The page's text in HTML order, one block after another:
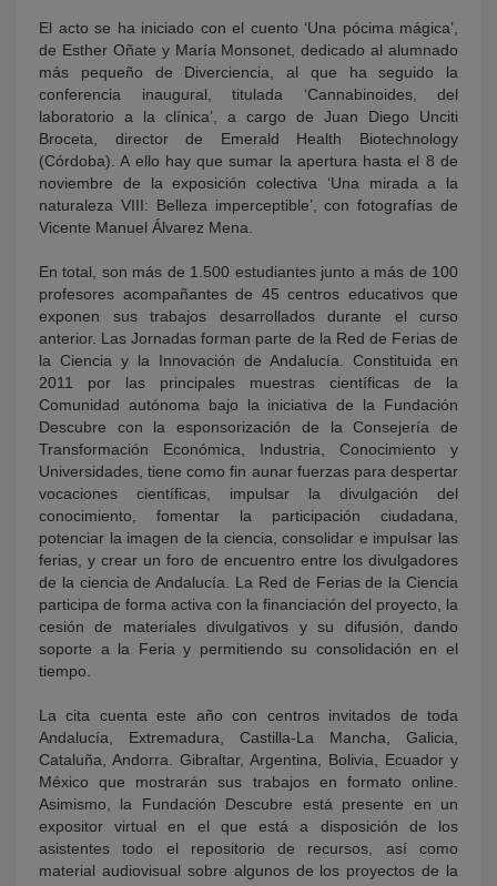
El acto se ha iniciado con el cuento ‘Una pócima mágica’,
de Esther Oñate y María Monsonet, dedicado al alumnado
más pequeño de Diverciencia, al que ha seguido la
conferencia inaugural, titulada ‘Cannabinoides, del
laboratorio a la clínica’, a cargo de Juan Diego Unciti
Broceta, director de Emerald Health Biotechnology
(Córdoba). A ello hay que sumar la apertura hasta el 8 de
noviembre de la exposición colectiva ‘Una mirada a la
naturaleza VIII: Belleza imperceptible’, con fotografías de
Vicente Manuel Álvarez Mena.
En total, son más de 1.500 estudiantes junto a más de 100
profesores acompañantes de 45 centros educativos que
exponen sus trabajos desarrollados durante el curso
anterior. Las Jornadas forman parte de la Red de Ferias de
la Ciencia y la Innovación de Andalucía. Constituida en
2011 por las principales muestras científicas de la
Comunidad autónoma bajo la iniciativa de la Fundación
Descubre con la esponsorización de la Consejería de
Transformación Económica, Industria, Conocimiento y
Universidades, tiene como fin aunar fuerzas para despertar
vocaciones científicas, impulsar la divulgación del
conocimiento, fomentar la participación ciudadana,
potenciar la imagen de la ciencia, consolidar e impulsar las
ferias, y crear un foro de encuentro entre los divulgadores
de la ciencia de Andalucía. La Red de Ferias de la Ciencia
participa de forma activa con la financiación del proyecto, la
cesión de materiales divulgativos y su difusión, dando
soporte a la Feria y permitiendo su consolidación en el
tiempo.
La cita cuenta este año con centros invitados de toda
Andalucía, Extremadura, Castilla-La Mancha, Galicia,
Cataluña, Andorra. Gibraltar, Argentina, Bolivia, Ecuador y
México que mostrarán sus trabajos en formato online.
Asimismo, la Fundación Descubre está presente en un
expositor virtual en el que está a disposición de los
asistentes todo el repositorio de recursos, así como
material audiovisual sobre algunos de los proyectos de la